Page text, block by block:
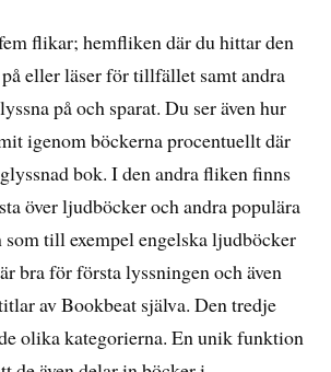
flikar; hemfliken där du hittar den
eller läser för tillfället samt andra
på och sparat. Du ser även hur
igenom böckerna procentuellt där
bok. I den andra fliken finns
över ljudböcker och andra populära
till exempel engelska ljudböcker
bra för första lyssningen och även
av Bookbeat själva. Den tredje
olika kategorierna. En unik funktion